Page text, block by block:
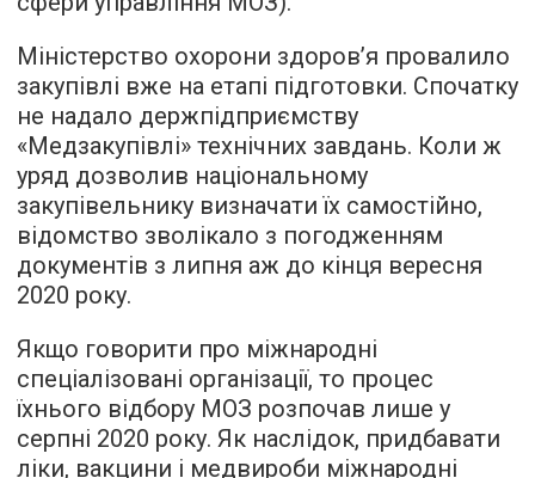
Міністерство охорони здоров’я провалило
закупівлі вже на етапі підготовки. Спочатку
не надало держпідприємству
«Медзакупівлі» технічних завдань. Коли ж
уряд дозволив національному
закупівельнику визначати їх самостійно,
відомство зволікало з погодженням
документів з липня аж до кінця вересня
2020 року.
Якщо говорити про міжнародні
спеціалізовані організації, то процес
їхнього відбору МОЗ розпочав лише у
серпні 2020 року. Як наслідок, придбавати
ліки, вакцини і медвироби міжнародні